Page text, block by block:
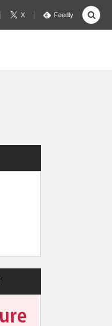
X Feedly